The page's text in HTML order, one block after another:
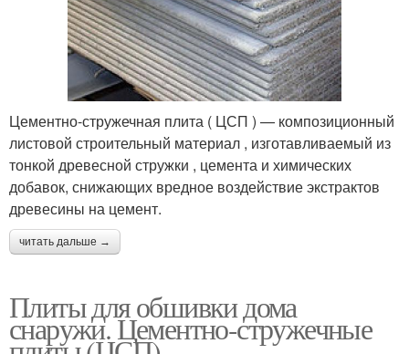
Цементно-стружечная плита ( ЦСП ) — композиционный
листовой строительный материал , изготавливаемый из
тонкой древесной стружки , цемента и химических
добавок, снижающих вредное воздействие экстрактов
древесины на цемент.
читать дальше →
Плиты для обшивки дома
снаружи. Цементно-стружечные